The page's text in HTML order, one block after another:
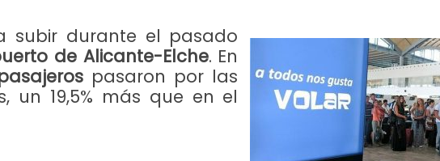
subir durante el pasado
de Alicante-Elche. En
pasaron por las
un 19,5% más que en el